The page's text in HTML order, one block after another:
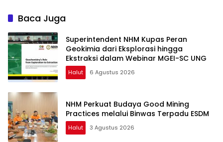
Baca Juga
Superintendent NHM Kupas Peran
Geokimia dari Eksplorasi hingga
Ekstraksi dalam Webinar MGEI-SC UNG
Halut 6 Agustus 2026
NHM Perkuat Budaya Good Mining
Practices melalui Binwas Terpadu ESDM
Halut 3 Agustus 2026